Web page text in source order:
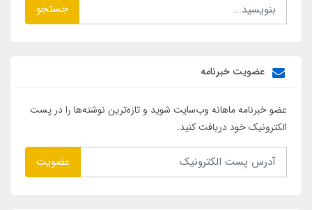
جستجو
عضویت خبرنامه
عضو خبرنامه ماهانه وب‌سایت شوید و تازه‌ترین نوشته‌ها را در پست
الکترونیک خود دریافت کنید.
عضویت